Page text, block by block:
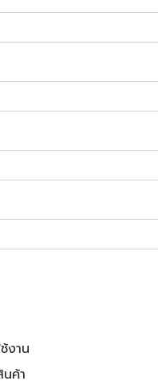
งาน
ค้า